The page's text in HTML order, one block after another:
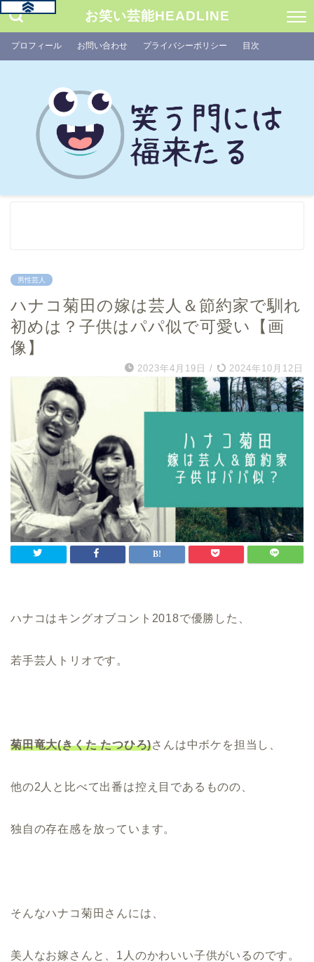
お笑い芸能HEADLINE
プロフィール お問い合わせ プライバシーポリシー 目次
男性芸人
ハナコ菊田の嫁は芸人＆節約家で馴れ
初めは？子供はパパ似で可愛い【画
像】
2023年4月19日 / 2024年10月12日
ハナコはキングオブコント2018で優勝した、
若手芸人トリオです。
菊田竜大(きくた たつひろ)さんは中ボケを担当し、
他の2人と比べて出番は控え目であるものの、
独自の存在感を放っています。
そんなハナコ菊田さんには、
美人なお嫁さんと、1人のかわいい子供がいるのです。